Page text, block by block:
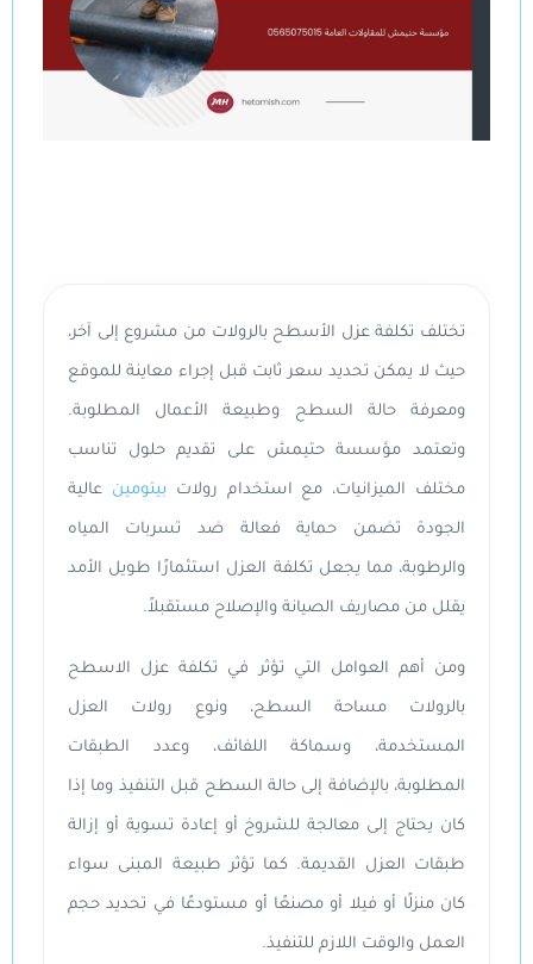
تختلف تكلفة عزل الأسطح بالرولات من مشروع إلى آخر،
حيث لا يمكن تحديد سعر ثابت قبل إجراء معاينة للموقع
ومعرفة حالة السطح وطبيعة الأعمال المطلوبة.
وتعتمد مؤسسة حتيمش على تقديم حلول تناسب
مختلف الميزانيات، مع استخدام رولات بيتومين عالية
الجودة تضمن حماية فعالة ضد تسربات المياه
والرطوبة، مما يجعل تكلفة العزل استثمارًا طويل الأمد
يقلل من مصاريف الصيانة والإصلاح مستقبلاً.
ومن أهم العوامل التي تؤثر في تكلفة عزل الاسطح
بالرولات مساحة السطح، ونوع رولات العزل
المستخدمة، وسماكة اللفائف، وعدد الطبقات
المطلوبة، بالإضافة إلى حالة السطح قبل التنفيذ وما إذا
كان يحتاج إلى معالجة للشروخ أو إعادة تسوية أو إزالة
طبقات العزل القديمة. كما تؤثر طبيعة المبنى سواء
كان منزلًا أو فيلا أو مصنعًا أو مستودعًا في تحديد حجم
العمل والوقت اللازم للتنفيذ.